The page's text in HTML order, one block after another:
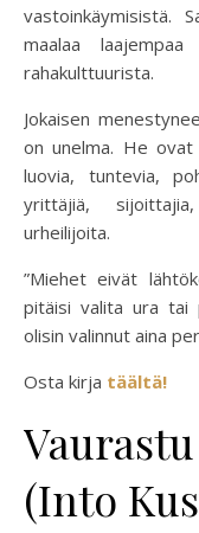
vastoinkäymisistä.
maalaa
rahakulttuurista.
Jokaisen
on unelma. He ovat
luovia, tuntevia,
yrittäjiä,
urheilijoita.
”Miehet eivät
pitäisi valita ura tai
olisin valinnut aina
Osta kirja täältä!
(Into